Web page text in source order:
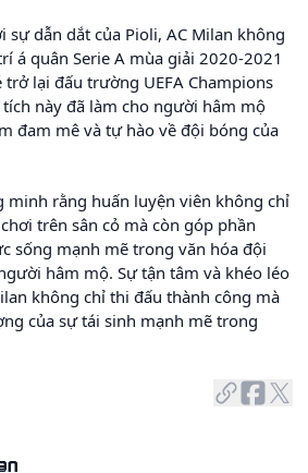
sự dẫn dắt của Pioli, AC Milan không
á quân Serie A mùa giải 2020-2021
lại đấu trường UEFA Champions
này đã làm cho người hâm mộ
đam mê và tự hào về đội bóng của
minh rằng huấn luyện viên không chỉ
trên sân cỏ mà còn góp phần
sống mạnh mẽ trong văn hóa đội
hâm mộ. Sự tận tâm và khéo léo
không chỉ thi đấu thành công mà
của sự tái sinh mạnh mẽ trong